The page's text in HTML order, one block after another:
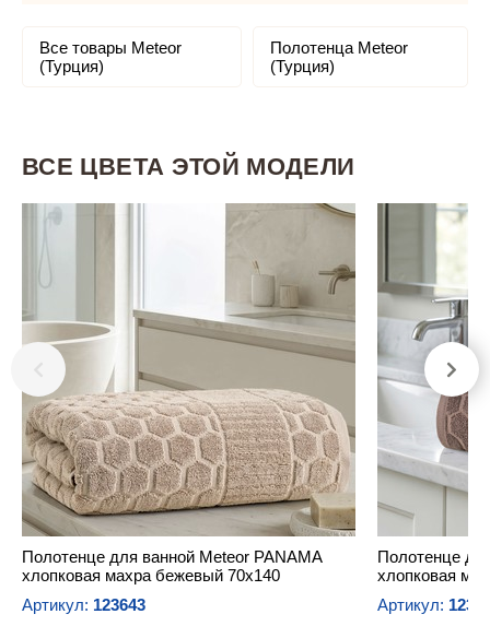
Все товары Meteor
(Турция)
Полотенца Meteor
(Турция)
ВСЕ ЦВЕТА ЭТОЙ МОДЕЛИ
Полотенце для ванной Meteor PANAMA
хлопковая махра бежевый 70х140
Артикул: 123643
Полотенце
хлопковая
Артикул: